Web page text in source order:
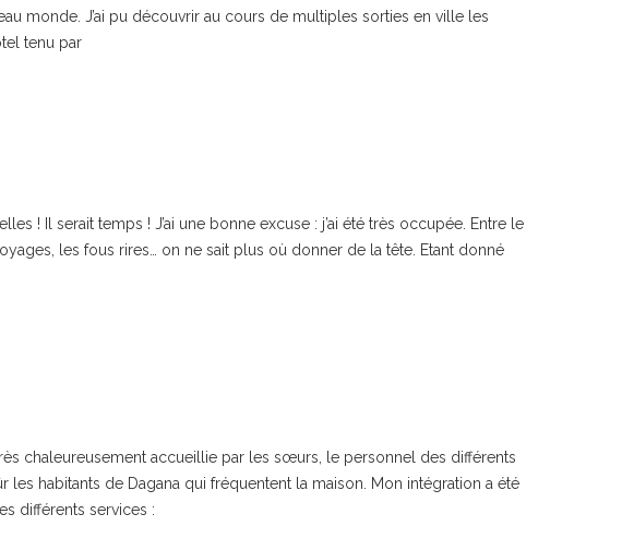
monde. J’ai pu découvrir au cours de multiples sorties en ville les
tenu par
! Il serait temps ! J’ai une bonne excuse : j’ai été très occupée. Entre le
les fous rires… on ne sait plus où donner de la tête. Etant donné
chaleureusement accueillie par les sœurs, le personnel des différents
habitants de Dagana qui fréquentent la maison. Mon intégration a été
différents services :